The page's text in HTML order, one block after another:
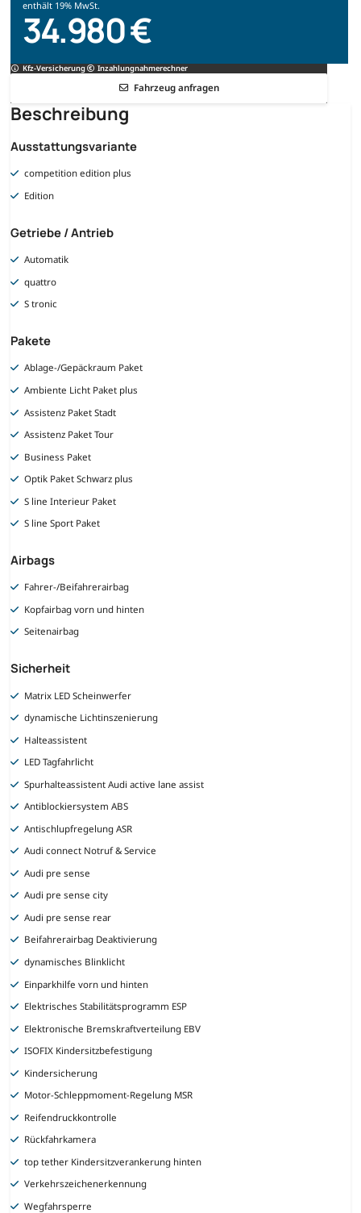
enthält 19% MwSt.
34.980 €
Kfz-Versicherung Inzahlungnahmerechner
Fahrzeug anfragen
Beschreibung
Ausstattungsvariante
competition edition plus
Edition
Getriebe / Antrieb
Automatik
quattro
S tronic
Pakete
Ablage-/Gepäckraum Paket
Ambiente Licht Paket plus
Assistenz Paket Stadt
Assistenz Paket Tour
Business Paket
Optik Paket Schwarz plus
S line Interieur Paket
S line Sport Paket
Airbags
Fahrer-/Beifahrerairbag
Kopfairbag vorn und hinten
Seitenairbag
Sicherheit
Matrix LED Scheinwerfer
dynamische Lichtinszenierung
Halteassistent
LED Tagfahrlicht
Spurhalteassistent Audi active lane assist
Antiblockiersystem ABS
Antischlupfregelung ASR
Audi connect Notruf & Service
Audi pre sense
Audi pre sense city
Audi pre sense rear
Beifahrerairbag Deaktivierung
dynamisches Blinklicht
Einparkhilfe vorn und hinten
Elektrisches Stabilitätsprogramm ESP
Elektronische Bremskraftverteilung EBV
ISOFIX Kindersitzbefestigung
Kindersicherung
Motor-Schleppmoment-Regelung MSR
Reifendruckkontrolle
Rückfahrkamera
top tether Kindersitzverankerung hinten
Verkehrszeichenerkennung
Wegfahrsperre